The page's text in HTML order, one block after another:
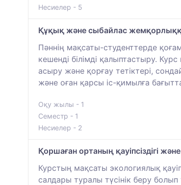
Несиелер - 5
Құқық және сыбайлас
Пәннің мақсаты-студенттерде
кешенді білімді қалыптастыру.
асыру және қорғау тетіктері,
және оған қарсы іс-қимылға
Оқу жылы - 1
Семестр - 1
Несиелер - 2
Қоршаған ортаның қауіпсіздігі
Курстың мақсаты экологиялық
салдары туралы түсінік беру